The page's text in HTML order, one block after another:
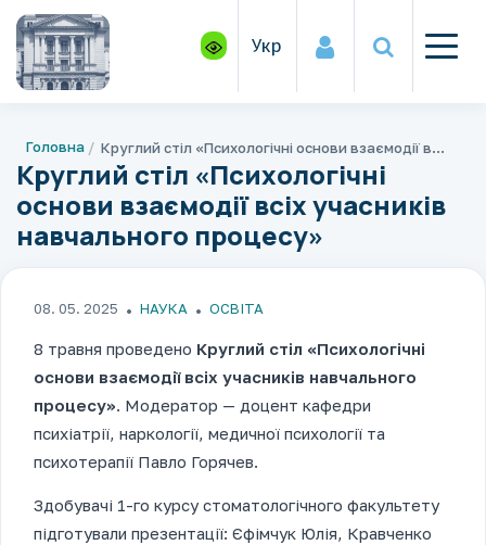
Укр
Головна Круглий стіл «Психологічні основи взаємодії всіх учасників навчального процесу»
Круглий стіл «Психологічні
основи взаємодії всіх учасників
навчального процесу»
08. 05. 2025 НАУКА ОСВІТА
8 травня проведено Круглий стіл «Психологічні
основи взаємодії всіх учасників навчального
процесу». Модератор — доцент кафедри
психіатрії, наркології, медичної психології та
психотерапії Павло Горячев.
Здобувачі 1-го курсу стоматологічного факультету
підготували презентації: Єфімчук Юлія, Кравченко